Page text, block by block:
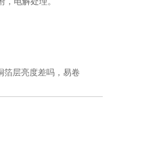
箔层亮度差吗，易卷